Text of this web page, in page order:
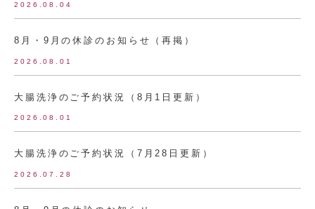
2026.08.04
8月・9月の休診のお知らせ（再掲）
2026.08.01
大腸洗浄のご予約状況（8月1日更新）
2026.08.01
大腸洗浄のご予約状況（7月28日更新）
2026.07.28